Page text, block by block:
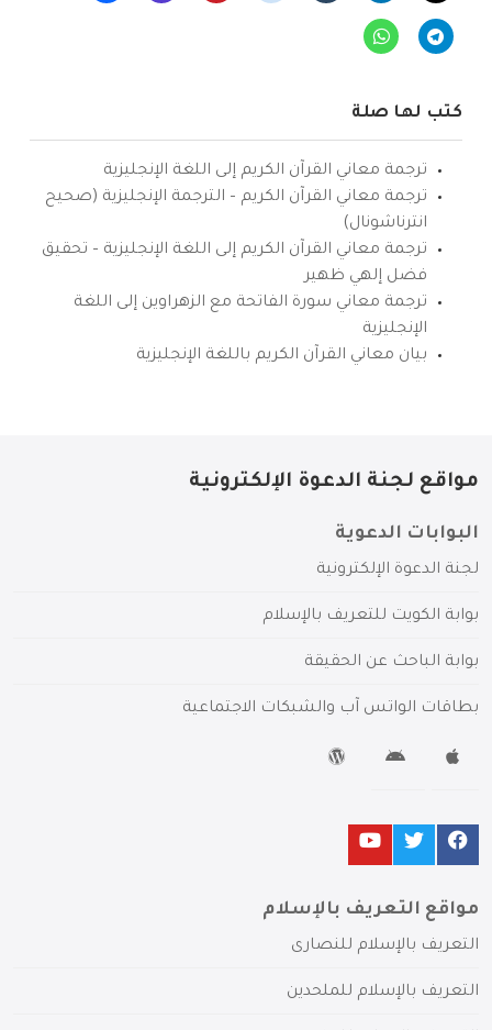
كتب لها صلة
ترجمة معاني القرآن الكريم إلى اللغة الإنجليزية
ترجمة معاني القرآن الكريم – الترجمة الإنجليزية (صحيح
انترناشونال)
ترجمة معاني القرآن الكريم إلى اللغة الإنجليزية – تحقيق
فضل إلهي ظهير
ترجمة معاني سورة الفاتحة مع الزهراوين إلى اللغة
الإنجليزية
بيان معاني القرآن الكريم باللغة الإنجليزية
مواقع لجنة الدعوة الإلكترونية
البوابات الدعوية
لجنة الدعوة الإلكترونية
بوابة الكويت للتعريف بالإسلام
بوابة الباحث عن الحقيقة
بطاقات الواتس آب والشبكات الاجتماعية
مواقع التعريف بالإسلام
التعريف بالإسلام للنصارى
التعريف بالإسلام للملحدين